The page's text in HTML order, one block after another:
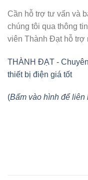
Cần hỗ trợ tư vấn và
chúng tôi qua thông
viên Thành Đạt hỗ trợ
THÀNH ĐẠT -
thiết bị điện giá tốt
(Bấm vào hình để liên